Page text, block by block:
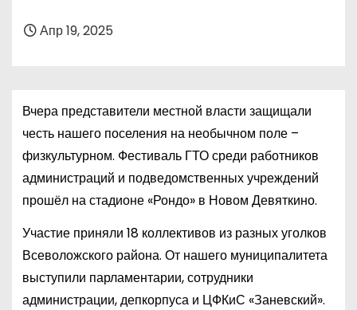
Апр 19, 2025
Вчера представители местной власти защищали
честь нашего поселения на необычном поле –
физкультурном. Фестиваль ГТО среди работников
администраций и подведомственных учреждений
прошёл на стадионе «Рондо» в Новом Девяткино.
Участие приняли 18 коллективов из разных уголков
Всеволожского района. От нашего муниципалитета
выступили парламентарии, сотрудники
администрации, депкорпуса и ЦФКиС «Заневский».